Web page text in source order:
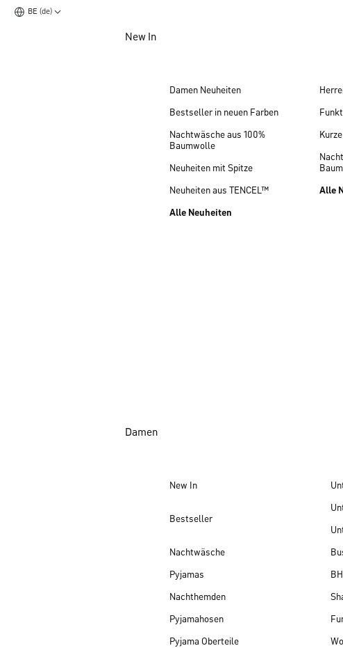
BE (de)
Zum Hauptinhalt springenNew In
Damen Neuheiten
Bestseller in neuen Farben
Nachtwäsche aus 100%
Baumwolle
Neuheiten mit Spitze
Neuheiten aus TENCEL™
Alle Neuheiten
Alle
Damen
New In
Bestseller
Nachtwäsche
Pyjamas
Nachthemden
Pyjamahosen
Pyjama Oberteile